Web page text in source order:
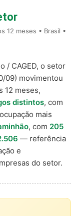
12 meses • Brasil •
/ CAGED, o setor
09) movimentou
12 meses,
distintos, com
mais
, com 205
— referência
e
do setor.